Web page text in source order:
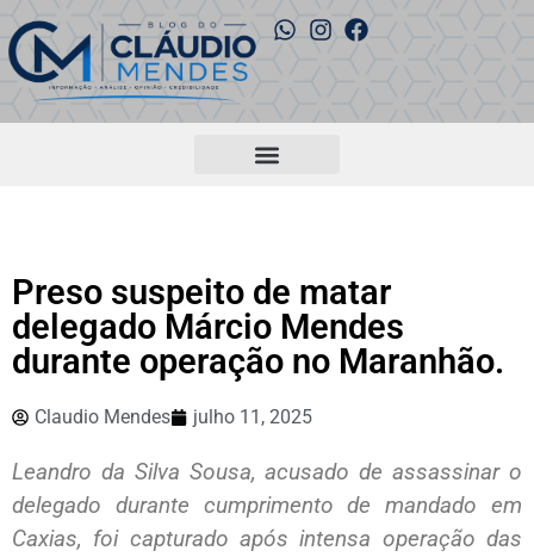
Preso suspeito de matar
delegado Márcio Mendes
durante operação no Maranhão.
Claudio Mendes julho 11, 2025
Leandro da Silva Sousa, acusado de assassinar o
delegado durante cumprimento de mandado em
Caxias, foi capturado após intensa operação das